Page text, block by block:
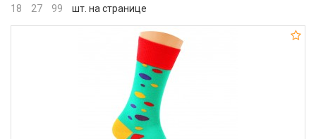
18
27 99 шт. на странице